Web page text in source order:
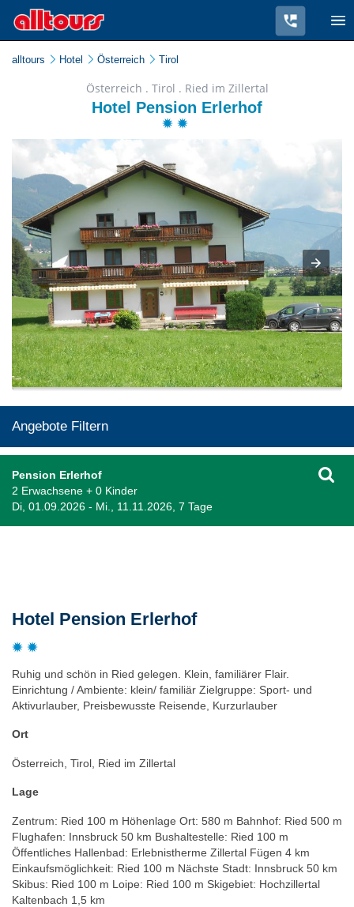
alltours Hotel Österreich Tirol
Österreich . Tirol . Ried im Zillertal
Hotel Pension Erlerhof
Angebote Filtern
Pension Erlerhof
2 Erwachsene + 0 Kinder
Di, 01.09.2026 - Mi., 11.11.2026, 7 Tage
Hotel Pension Erlerhof
Ruhig und schön in Ried gelegen. Klein, familiärer Flair.
Einrichtung / Ambiente: klein/ familiär Zielgruppe: Sport- und
Aktivurlauber, Preisbewusste Reisende, Kurzurlauber
Ort
Österreich, Tirol, Ried im Zillertal
Lage
Zentrum: Ried 100 m Höhenlage Ort: 580 m Bahnhof: Ried 500 m
Flughafen: Innsbruck 50 km Bushaltestelle: Ried 100 m
Öffentliches Hallenbad: Erlebnistherme Zillertal Fügen 4 km
Einkaufsmöglichkeit: Ried 100 m Nächste Stadt: Innsbruck 50 km
Skibus: Ried 100 m Loipe: Ried 100 m Skigebiet: Hochzillertal
Kaltenbach 1,5 km